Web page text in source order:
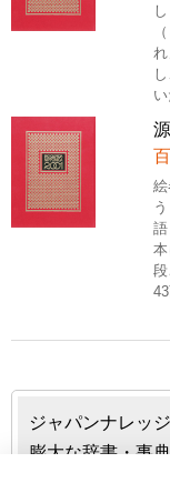
ジャパンナレッ
膨大な辞書・事
ンターネット辞